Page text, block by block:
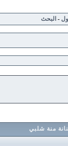
- البحث
منة شلبي